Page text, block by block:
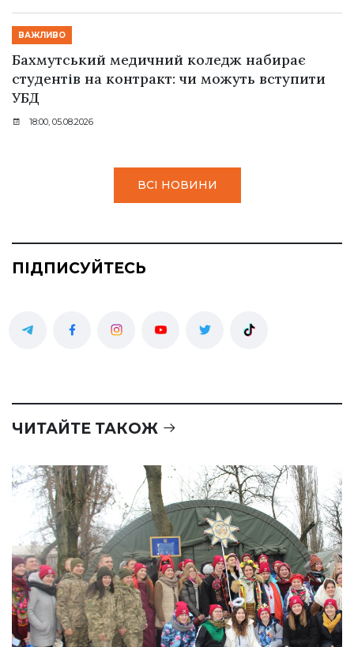
ВАЖЛИВО
Бахмутський медичний коледж набирає
студентів на контракт: чи можуть вступити
УБД
18:00, 05.08.2026
ВСІ НОВИНИ
ПІДПИСУЙТЕСЬ
ЧИТАЙТЕ ТАКОЖ